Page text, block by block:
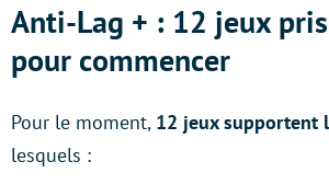
Anti-Lag + : 12 jeux
pour commencer
Pour le moment, 12 jeux supportent
lesquels :